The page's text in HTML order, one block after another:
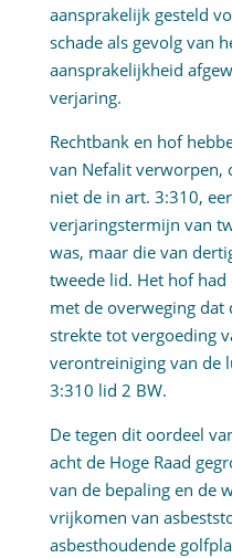
aansprakelijk gesteld
schade als gevolg van
aansprakelijkheid
verjaring.
Rechtbank en hof
van Nefalit verworpen,
niet de in art. 3:310,
verjaringstermijn van
was, maar die van
tweede lid. Het hof
met de overweging dat
strekte tot vergoeding
verontreiniging van de
3:310 lid 2 BW.
De tegen dit oordeel
acht de Hoge Raad
van de bepaling en de
vrijkomen van
asbesthoudende